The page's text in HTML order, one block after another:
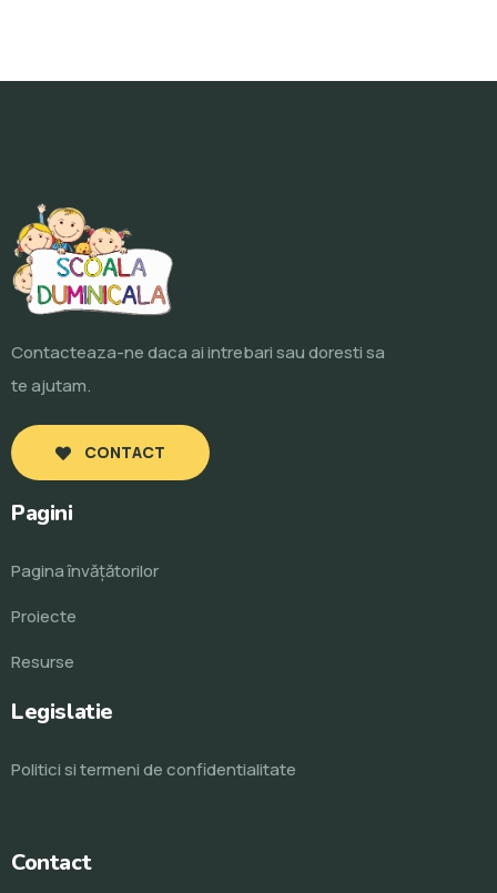
Contacteaza-ne daca ai intrebari sau doresti sa
te ajutam.
CONTACT
Pagini
Pagina învăţătorilor
Proiecte
Resurse
Legislatie
Politici si termeni de confidentialitate
Contact